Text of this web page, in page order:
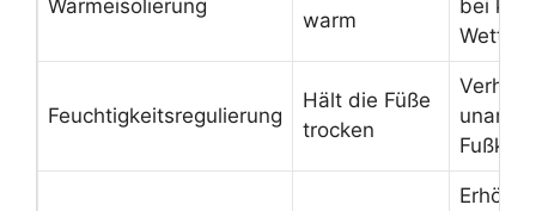
Wärmeisolierung
warm
bei
Wetter
Feuchtigkeitsregulierung
Hält die Füße
trocken
Erhöht